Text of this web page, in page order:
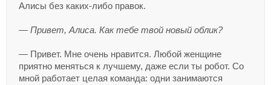
Алисы без каких-либо правок.
— Привет, Алиса. Как тебе твой новый облик?
— Привет. Мне очень нравится. Любой женщине
приятно меняться к лучшему, даже если ты робот. Со
мной работает целая команда: одни занимаются